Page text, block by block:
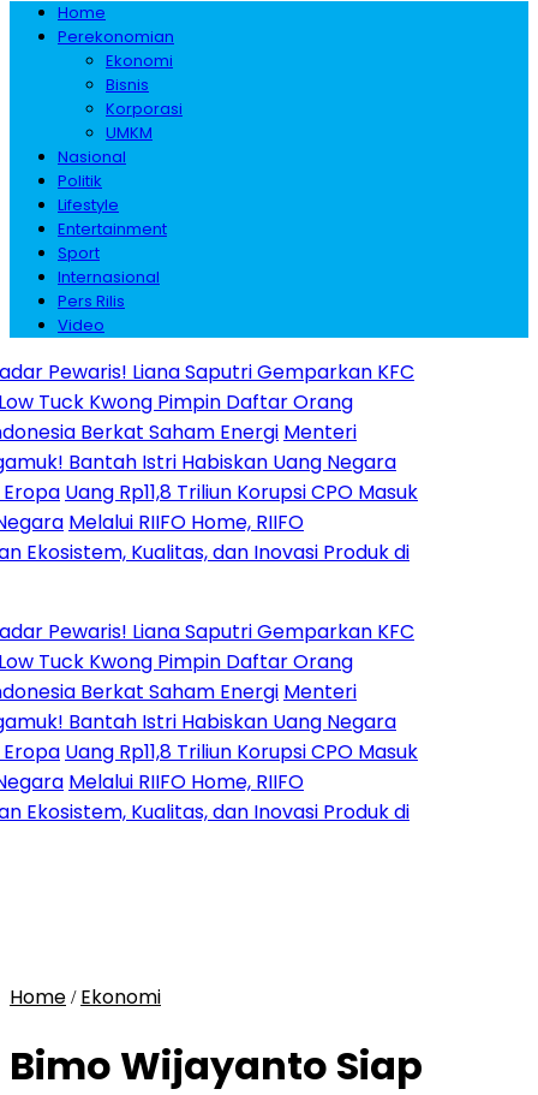
Home
Perekonomian
Ekonomi
Bisnis
Korporasi
UMKM
Nasional
Politik
Lifestyle
Entertainment
Sport
Internasional
Pers Rilis
Video
Liana Saputri Gemparkan KFC
Kwong Pimpin Daftar Orang
Berkat Saham Energi Menteri
Istri Habiskan Uang Negara
Rp11,8 Triliun Korupsi CPO Masuk
Melalui RIIFO Home, RIIFO
Kualitas, dan Inovasi Produk di
Liana Saputri Gemparkan KFC
Kwong Pimpin Daftar Orang
Berkat Saham Energi Menteri
Istri Habiskan Uang Negara
Rp11,8 Triliun Korupsi CPO Masuk
Melalui RIIFO Home, RIIFO
Kualitas, dan Inovasi Produk di
Home / Ekonomi
Bimo Wijayanto Siap